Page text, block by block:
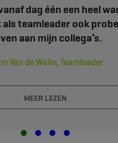
dag één een heel
als teamleader ook
aan mijn collega’s.
Van de Walle, Teamleader
MEER LEZEN